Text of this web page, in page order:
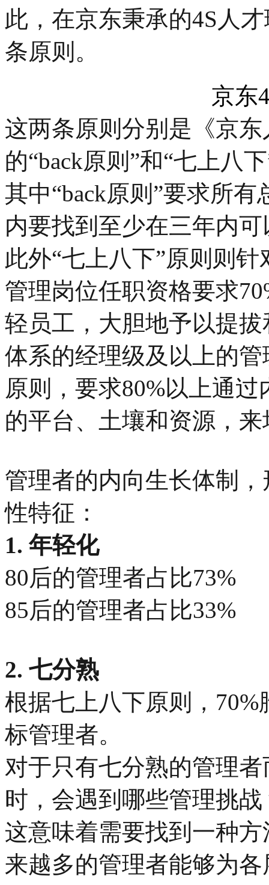
此，在京东秉承的4S人
条原则。
京东
这两条原则分别是《京
的“back原则”和“七上八
其中“back原则”要求所
内要找到至少在三年内
此外“七上八下”原则则
管理岗位任职资格要求
轻员工，大胆地予以提
体系的经理级及以上的
原则，要求80%以上通
的平台、土壤和资源，
管理者的内向生长体制
性特征：
1. 年轻化
80后的管理者占比73%
85后的管理者占比33%
2. 七分熟
根据七上八下原则，
标管理者。
对于只有七分熟的管理
时，会遇到哪些管理挑
这意味着需要找到一种
来越多的管理者能够为